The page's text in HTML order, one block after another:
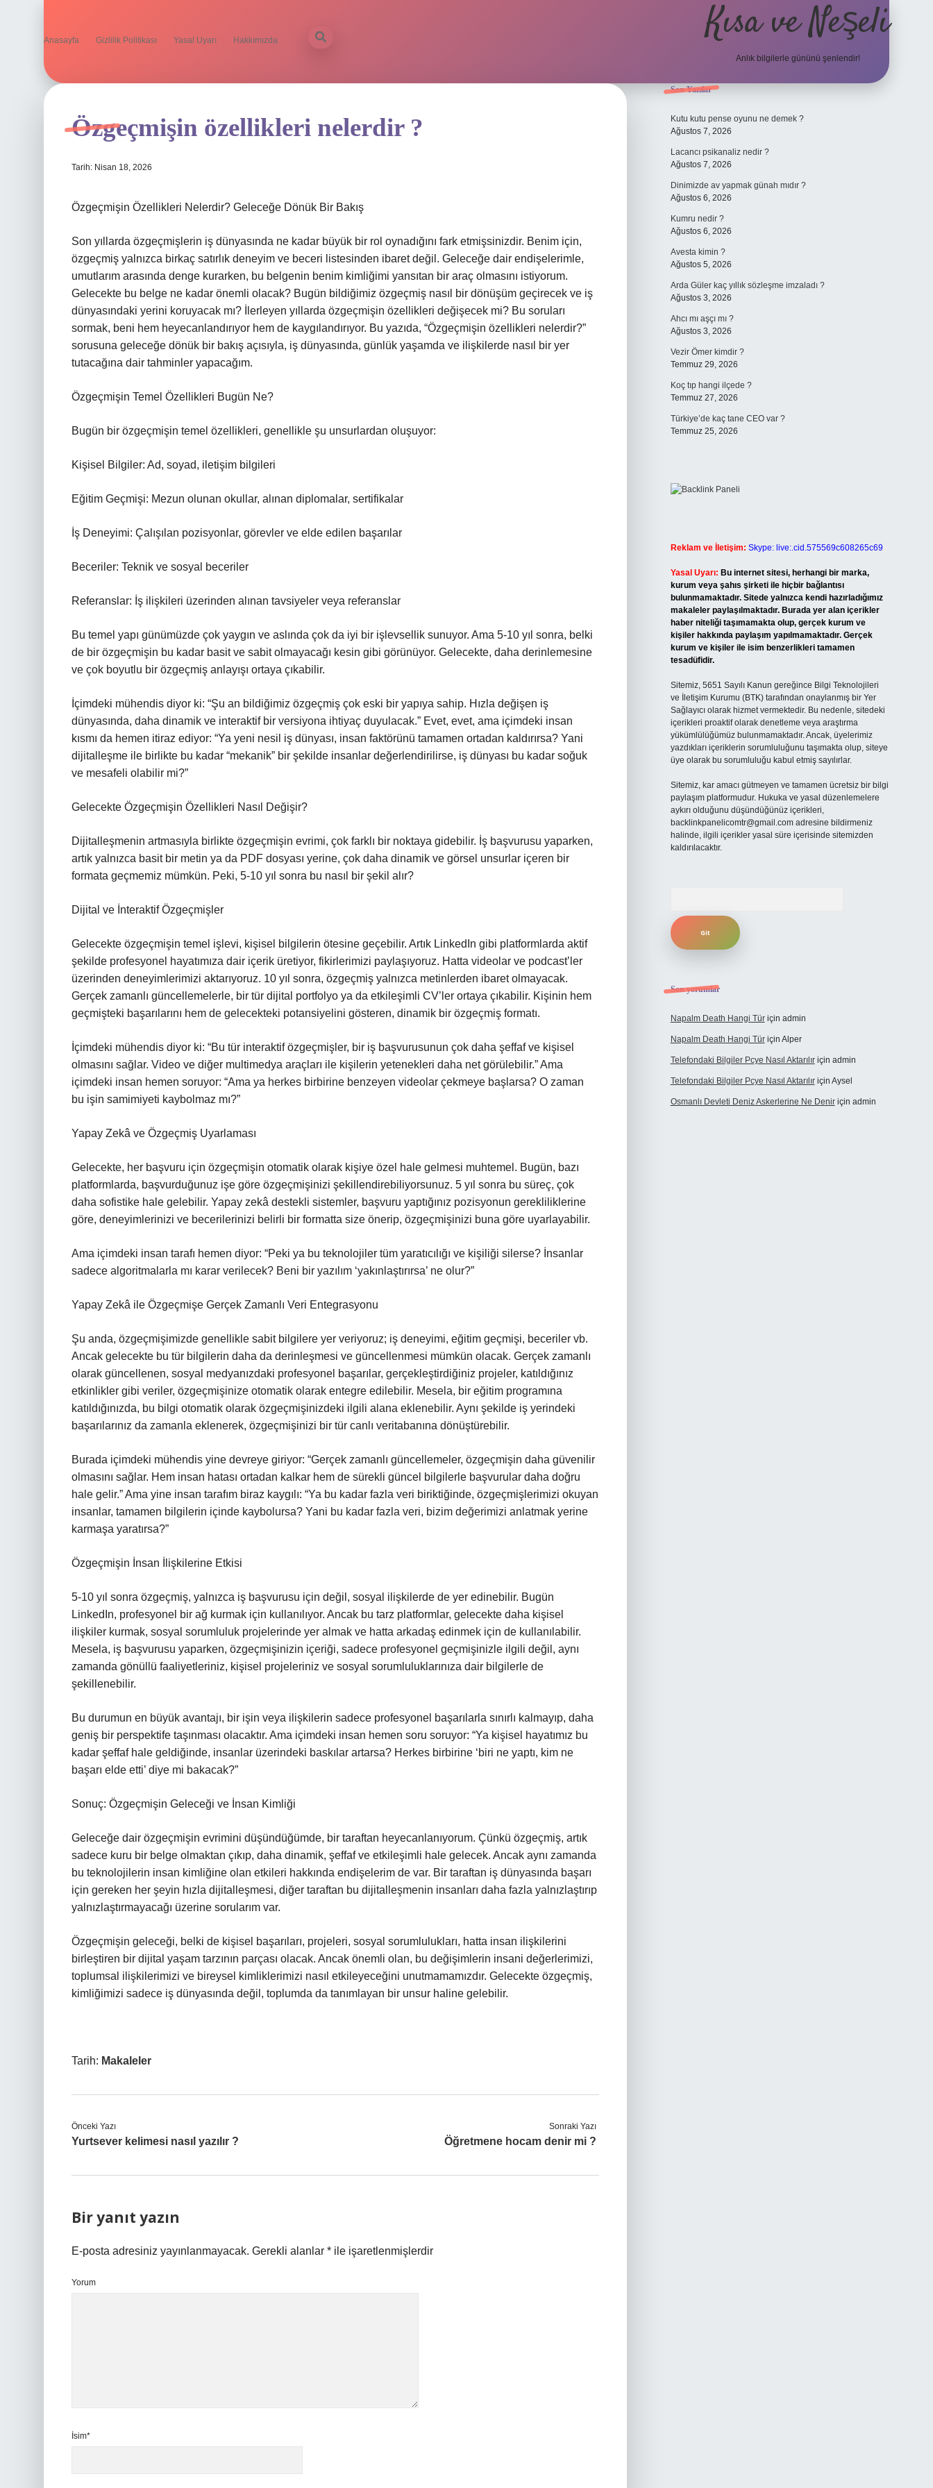
Anasayfa Gizlilik Politikası Yasal Uyarı Hakkımızda Kısa ve Neşeli
Anlık bilgilerle gününü şenlendir!
Özgeçmişin özellikleri nelerdir ?
Tarih: Nisan 18, 2026
Özgeçmişin Özellikleri Nelerdir? Geleceğe Dönük Bir Bakış
Son yıllarda özgeçmişlerin iş dünyasında ne kadar büyük bir rol oynadığını fark etmişsinizdir. Benim için,
özgeçmiş yalnızca birkaç satırlık deneyim ve beceri listesinden ibaret değil. Geleceğe dair endişelerimle,
umutlarım arasında denge kurarken, bu belgenin benim kimliğimi yansıtan bir araç olmasını istiyorum.
Gelecekte bu belge ne kadar önemli olacak? Bugün bildiğimiz özgeçmiş nasıl bir dönüşüm geçirecek ve iş
dünyasındaki yerini koruyacak mı? İlerleyen yıllarda özgeçmişin özellikleri değişecek mi? Bu soruları
sormak, beni hem heyecanlandırıyor hem de kaygılandırıyor. Bu yazıda, “Özgeçmişin özellikleri nelerdir?”
sorusuna geleceğe dönük bir bakış açısıyla, iş dünyasında, günlük yaşamda ve ilişkilerde nasıl bir yer
tutacağına dair tahminler yapacağım.
Özgeçmişin Temel Özellikleri Bugün Ne?
Bugün bir özgeçmişin temel özellikleri, genellikle şu unsurlardan oluşuyor:
Kişisel Bilgiler: Ad, soyad, iletişim bilgileri
Eğitim Geçmişi: Mezun olunan okullar, alınan diplomalar, sertifikalar
İş Deneyimi: Çalışılan pozisyonlar, görevler ve elde edilen başarılar
Beceriler: Teknik ve sosyal beceriler
Referanslar: İş ilişkileri üzerinden alınan tavsiyeler veya referanslar
Bu temel yapı günümüzde çok yaygın ve aslında çok da iyi bir işlevsellik sunuyor. Ama 5-10 yıl sonra, belki
de bir özgeçmişin bu kadar basit ve sabit olmayacağı kesin gibi görünüyor. Gelecekte, daha derinlemesine
ve çok boyutlu bir özgeçmiş anlayışı ortaya çıkabilir.
İçimdeki mühendis diyor ki: “Şu an bildiğimiz özgeçmiş çok eski bir yapıya sahip. Hızla değişen iş
dünyasında, daha dinamik ve interaktif bir versiyona ihtiyaç duyulacak.” Evet, evet, ama içimdeki insan
kısmı da hemen itiraz ediyor: “Ya yeni nesil iş dünyası, insan faktörünü tamamen ortadan kaldırırsa? Yani
dijitalleşme ile birlikte bu kadar “mekanik” bir şekilde insanlar değerlendirilirse, iş dünyası bu kadar soğuk
ve mesafeli olabilir mi?”
Gelecekte Özgeçmişin Özellikleri Nasıl Değişir?
Dijitalleşmenin artmasıyla birlikte özgeçmişin evrimi, çok farklı bir noktaya gidebilir. İş başvurusu yaparken,
artık yalnızca basit bir metin ya da PDF dosyası yerine, çok daha dinamik ve görsel unsurlar içeren bir
formata geçmemiz mümkün. Peki, 5-10 yıl sonra bu nasıl bir şekil alır?
Dijital ve İnteraktif Özgeçmişler
Gelecekte özgeçmişin temel işlevi, kişisel bilgilerin ötesine geçebilir. Artık LinkedIn gibi platformlarda aktif
şekilde profesyonel hayatımıza dair içerik üretiyor, fikirlerimizi paylaşıyoruz. Hatta videolar ve podcast’ler
üzerinden deneyimlerimizi aktarıyoruz. 10 yıl sonra, özgeçmiş yalnızca metinlerden ibaret olmayacak.
Gerçek zamanlı güncellemelerle, bir tür dijital portfolyo ya da etkileşimli CV’ler ortaya çıkabilir. Kişinin hem
geçmişteki başarılarını hem de gelecekteki potansiyelini gösteren, dinamik bir özgeçmiş formatı.
İçimdeki mühendis diyor ki: “Bu tür interaktif özgeçmişler, bir iş başvurusunun çok daha şeffaf ve kişisel
olmasını sağlar. Video ve diğer multimedya araçları ile kişilerin yetenekleri daha net görülebilir.” Ama
içimdeki insan hemen soruyor: “Ama ya herkes birbirine benzeyen videolar çekmeye başlarsa? O zaman
bu işin samimiyeti kaybolmaz mı?”
Yapay Zekâ ve Özgeçmiş Uyarlaması
Gelecekte, her başvuru için özgeçmişin otomatik olarak kişiye özel hale gelmesi muhtemel. Bugün, bazı
platformlarda, başvurduğunuz işe göre özgeçmişinizi şekillendirebiliyorsunuz. 5 yıl sonra bu süreç, çok
daha sofistike hale gelebilir. Yapay zekâ destekli sistemler, başvuru yaptığınız pozisyonun gerekliliklerine
göre, deneyimlerinizi ve becerilerinizi belirli bir formatta size önerip, özgeçmişinizi buna göre uyarlayabilir.
Ama içimdeki insan tarafı hemen diyor: “Peki ya bu teknolojiler tüm yaratıcılığı ve kişiliği silerse? İnsanlar
sadece algoritmalarla mı karar verilecek? Beni bir yazılım ‘yakınlaştırırsa’ ne olur?”
Yapay Zekâ ile Özgeçmişe Gerçek Zamanlı Veri Entegrasyonu
Şu anda, özgeçmişimizde genellikle sabit bilgilere yer veriyoruz; iş deneyimi, eğitim geçmişi, beceriler vb.
Ancak gelecekte bu tür bilgilerin daha da derinleşmesi ve güncellenmesi mümkün olacak. Gerçek zamanlı
olarak güncellenen, sosyal medyanızdaki profesyonel başarılar, gerçekleştirdiğiniz projeler, katıldığınız
etkinlikler gibi veriler, özgeçmişinize otomatik olarak entegre edilebilir. Mesela, bir eğitim programına
katıldığınızda, bu bilgi otomatik olarak özgeçmişinizdeki ilgili alana eklenebilir. Aynı şekilde iş yerindeki
başarılarınız da zamanla eklenerek, özgeçmişinizi bir tür canlı veritabanına dönüştürebilir.
Burada içimdeki mühendis yine devreye giriyor: “Gerçek zamanlı güncellemeler, özgeçmişin daha güvenilir
olmasını sağlar. Hem insan hatası ortadan kalkar hem de sürekli güncel bilgilerle başvurular daha doğru
hale gelir.” Ama yine insan tarafım biraz kaygılı: “Ya bu kadar fazla veri biriktiğinde, özgeçmişlerimizi okuyan
insanlar, tamamen bilgilerin içinde kaybolursa? Yani bu kadar fazla veri, bizim değerimizi anlatmak yerine
karmaşa yaratırsa?”
Özgeçmişin İnsan İlişkilerine Etkisi
5-10 yıl sonra özgeçmiş, yalnızca iş başvurusu için değil, sosyal ilişkilerde de yer edinebilir. Bugün
LinkedIn, profesyonel bir ağ kurmak için kullanılıyor. Ancak bu tarz platformlar, gelecekte daha kişisel
ilişkiler kurmak, sosyal sorumluluk projelerinde yer almak ve hatta arkadaş edinmek için de kullanılabilir.
Mesela, iş başvurusu yaparken, özgeçmişinizin içeriği, sadece profesyonel geçmişinizle ilgili değil, aynı
zamanda gönüllü faaliyetleriniz, kişisel projeleriniz ve sosyal sorumluluklarınıza dair bilgilerle de
şekillenebilir.
Bu durumun en büyük avantajı, bir işin veya ilişkilerin sadece profesyonel başarılarla sınırlı kalmayıp, daha
geniş bir perspektife taşınması olacaktır. Ama içimdeki insan hemen soru soruyor: “Ya kişisel hayatımız bu
kadar şeffaf hale geldiğinde, insanlar üzerindeki baskılar artarsa? Herkes birbirine ‘biri ne yaptı, kim ne
başarı elde etti’ diye mi bakacak?”
Sonuç: Özgeçmişin Geleceği ve İnsan Kimliği
Geleceğe dair özgeçmişin evrimini düşündüğümde, bir taraftan heyecanlanıyorum. Çünkü özgeçmiş, artık
sadece kuru bir belge olmaktan çıkıp, daha dinamik, şeffaf ve etkileşimli hale gelecek. Ancak aynı zamanda
bu teknolojilerin insan kimliğine olan etkileri hakkında endişelerim de var. Bir taraftan iş dünyasında başarı
için gereken her şeyin hızla dijitalleşmesi, diğer taraftan bu dijitalleşmenin insanları daha fazla yalnızlaştırıp
yalnızlaştırmayacağı üzerine sorularım var.
Özgeçmişin geleceği, belki de kişisel başarıları, projeleri, sosyal sorumlulukları, hatta insan ilişkilerini
birleştiren bir dijital yaşam tarzının parçası olacak. Ancak önemli olan, bu değişimlerin insani değerlerimizi,
toplumsal ilişkilerimizi ve bireysel kimliklerimizi nasıl etkileyeceğini unutmamamızdır. Gelecekte özgeçmiş,
kimliğimizi sadece iş dünyasında değil, toplumda da tanımlayan bir unsur haline gelebilir.
Tarih: Makaleler
Önceki Yazı
Yurtsever kelimesi nasıl yazılır ?
Sonraki Yazı
Öğretmene hocam denir mi ?
Bir yanıt yazın
E-posta adresiniz yayınlanmayacak. Gerekli alanlar * ile işaretlenmişlerdir
Yorum
İsim*
Sidebar
Son Yazılar
Kutu kutu pense oyunu ne demek ?
Ağustos 7, 2026
Lacancı psikanaliz nedir ?
Ağustos 7, 2026
Dinimizde av yapmak günah mıdır ?
Ağustos 6, 2026
Kumru nedir ?
Ağustos 6, 2026
Avesta kimin ?
Ağustos 5, 2026
Arda Güler kaç yıllık sözleşme imzaladı ?
Ağustos 3, 2026
Ahcı mı aşçı mı ?
Ağustos 3, 2026
Vezir Ömer kimdir ?
Temmuz 29, 2026
Koç tıp hangi ilçede ?
Temmuz 27, 2026
Türkiye’de kaç tane CEO var ?
Temmuz 25, 2026
Reklam ve İletişim: Skype: live:.cid.575569c608265c69
Yasal Uyarı: Bu internet sitesi, herhangi bir marka,
kurum veya şahıs şirketi ile hiçbir bağlantısı
bulunmamaktadır. Sitede yalnızca kendi hazırladığımız
makaleler paylaşılmaktadır. Burada yer alan içerikler
haber niteliği taşımamakta olup, gerçek kurum ve
kişiler hakkında paylaşım yapılmamaktadır. Gerçek
kurum ve kişiler ile isim benzerlikleri tamamen
tesadüfidir.
Sitemiz, 5651 Sayılı Kanun gereğince Bilgi Teknolojileri
ve İletişim Kurumu (BTK) tarafından onaylanmış bir Yer
Sağlayıcı olarak hizmet vermektedir. Bu nedenle, sitedeki
içerikleri proaktif olarak denetleme veya araştırma
yükümlülüğümüz bulunmamaktadır. Ancak, üyelerimiz
yazdıkları içeriklerin sorumluluğunu taşımakta olup, siteye
üye olarak bu sorumluluğu kabul etmiş sayılırlar.
Sitemiz, kar amacı gütmeyen ve tamamen ücretsiz bir bilgi
paylaşım platformudur. Hukuka ve yasal düzenlemelere
aykırı olduğunu düşündüğünüz içerikleri,
backlinkpanelicomtr@gmail.comadresine bildirmeniz
halinde, ilgili içerikler yasal süre içerisinde sitemizden
kaldırılacaktır.
Son yorumlar
Napalm Death Hangi Türiçin admin
Napalm Death Hangi Türiçin Alper
Telefondaki Bilgiler Pcye Nasıl Aktarılıriçin admin
Telefondaki Bilgiler Pcye Nasıl Aktarılıriçin Aysel
Osmanlı Devleti Deniz Askerlerine Ne Deniriçin admin